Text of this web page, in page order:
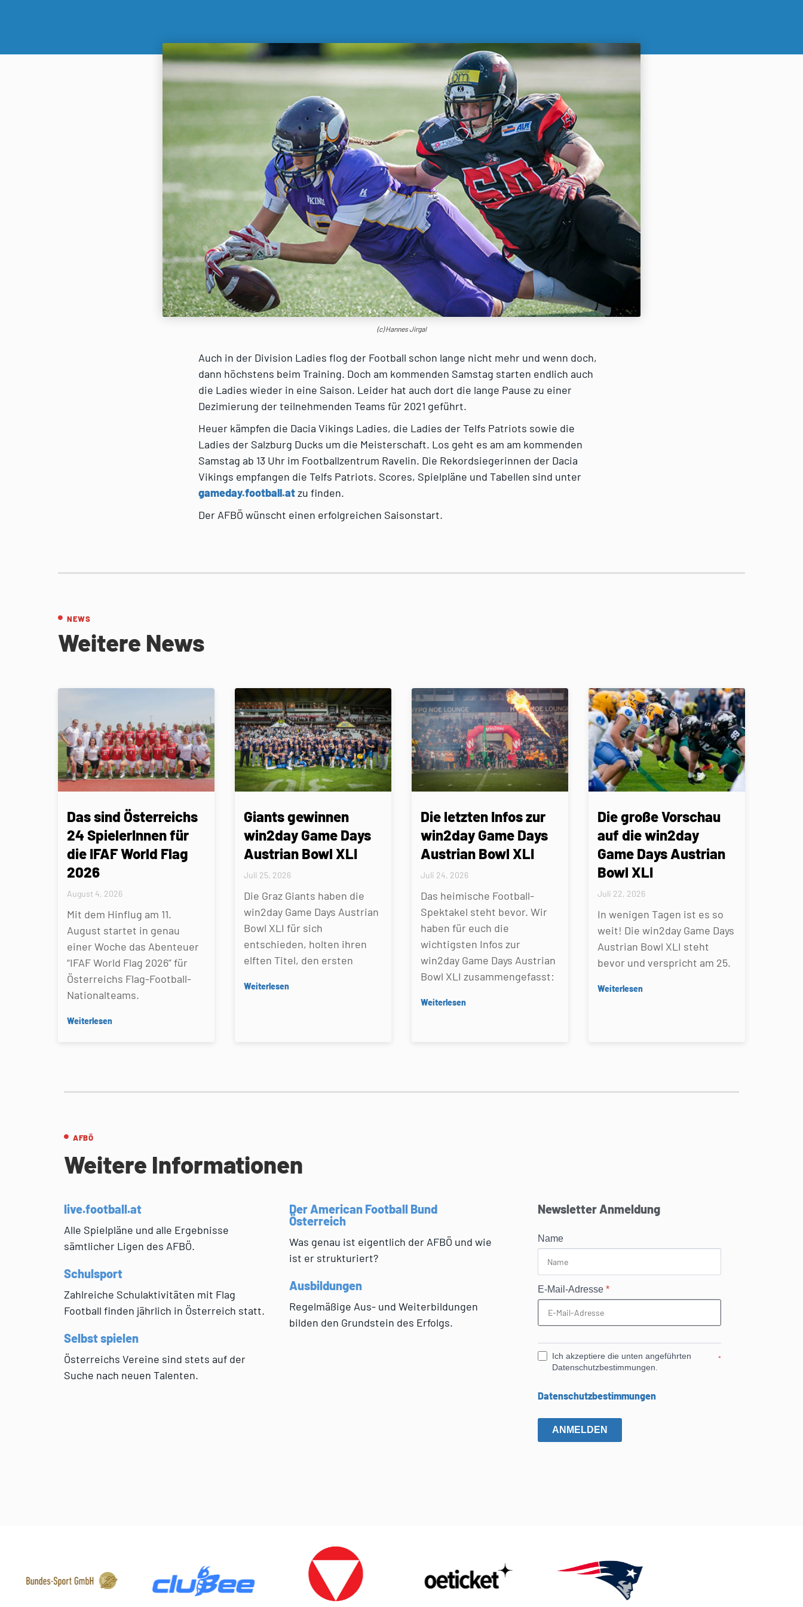
(c) Hannes Jirgal
Auch in der Division Ladies flog der Football schon lange nicht mehr und wenn doch,
dann höchstens beim Training. Doch am kommenden Samstag starten endlich auch
die Ladies wieder in eine Saison. Leider hat auch dort die lange Pause zu einer
Dezimierung der teilnehmenden Teams für 2021 geführt.
Heuer kämpfen die Dacia Vikings Ladies, die Ladies der Telfs Patriots sowie die
Ladies der Salzburg Ducks um die Meisterschaft. Los geht es am am kommenden
Samstag ab 13 Uhr im Footballzentrum Ravelin. Die Rekordsiegerinnen der Dacia
Vikings empfangen die Telfs Patriots. Scores, Spielpläne und Tabellen sind unter
gameday.football.atzu finden.
Der AFBÖ wünscht einen erfolgreichen Saisonstart.
NEWS
Weitere News
Das sind Österreichs
24 SpielerInnen für
die IFAF World Flag
2026
August 4, 2026
Mit dem Hinflug am 11.
August startet in genau
einer Woche das Abenteuer
“IFAF World Flag 2026” für
Österreichs Flag-Football-
Nationalteams.
Weiterlesen
Giants gewinnen
win2day Game Days
Austrian Bowl XLI
Juli 25, 2026
Die Graz Giants haben die
win2day Game Days Austrian
Bowl XLI für sich
entschieden, holten ihren
elften Titel, den ersten
Weiterlesen
Die letzten Infos zur
win2day Game Days
Austrian Bowl XLI
Juli 24, 2026
Das heimische Football-
Spektakel steht bevor. Wir
haben für euch die
wichtigsten Infos zur
win2day Game Days Austrian
Bowl XLI zusammengefasst:
Weiterlesen
Die große Vorschau
auf die win2day
Game Days Austrian
Bowl XLI
Juli 22, 2026
In wenigen Tagen ist es so
weit! Die win2day Game Days
Austrian Bowl XLI steht
bevor und verspricht am 25.
Weiterlesen
AFBÖ
Weitere Informationen
live.football.at
Alle Spielpläne und alle Ergebnisse
sämtlicher Ligen des AFBÖ.
Schulsport
Zahlreiche Schulaktivitäten mit Flag
Football finden jährlich in Österreich statt.
Selbst spielen
Österreichs Vereine sind stets auf der
Suche nach neuen Talenten.
Der American Football Bund
Österreich
Was genau ist eigentlich der AFBÖ und wie
ist er strukturiert?
Ausbildungen
Regelmäßige Aus- und Weiterbildungen
bilden den Grundstein des Erfolgs.
Newsletter Anmeldung
Name
E-Mail-Adresse*
Ich akzeptiere die unten angeführten
Datenschutzbestimmungen.
*
Datenschutzbestimmungen
ANMELDEN